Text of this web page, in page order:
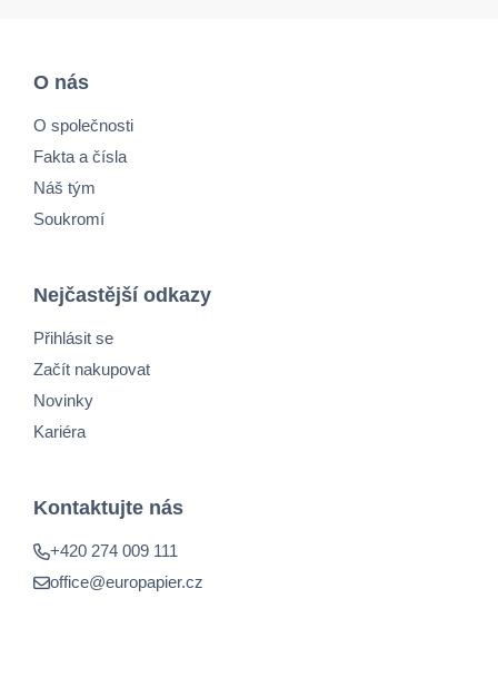
O nás
O společnosti
Fakta a čísla
Náš tým
Soukromí
Nejčastější odkazy
Přihlásit se
Začít nakupovat
Novinky
Kariéra
Kontaktujte nás
+420 274 009 111
office@europapier.cz